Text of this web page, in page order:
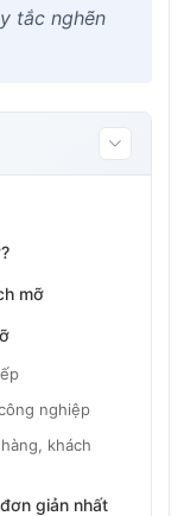
tắc nghẽn
mỡ
nghiệp
khách
giản nhất